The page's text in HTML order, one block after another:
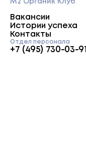
M2 Органик Клуб
Вакансии
Истории успеха
Контакты
Отдел персонала
+7 (495) 730-03-91